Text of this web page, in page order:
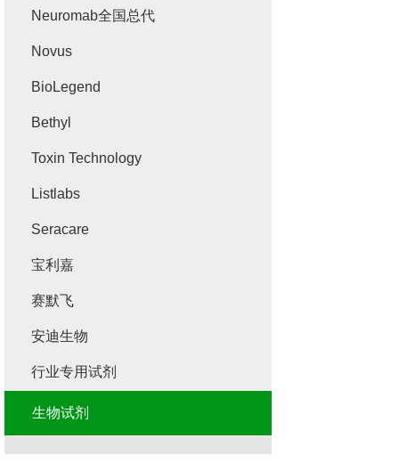
Neuromab全国总代
Novus
BioLegend
Bethyl
Toxin Technology
Listlabs
Seracare
宝利嘉
赛默飞
安迪生物
行业专用试剂
生物试剂